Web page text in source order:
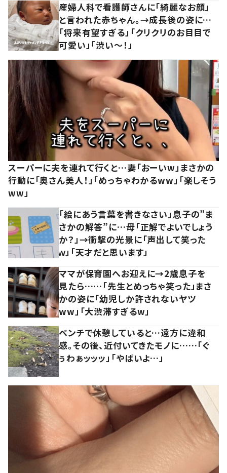
産婦人科で看護師さんに「綺麗なお顔」
と言われた赤ちゃん。→成長後の姿に…
「将来有望すぎる」「クリクリのお目目で
可愛い」「渋い～！」
スーパーに夫を連れて行くと…妻「おーいw」まさかの
行動に「奥さん美人！」「めっちゃわかるww」「楽しそう
ww」
「絵にあう言葉を書きなさい」息子の”ま
さかの解答”に…母「正解でよいでしょう
か？」→衝撃の光景に「声出して笑った
ｗ」「天才だと思います」
ママが保育園へお迎えに→2歳息子を
見たら……「先生とめっちゃ笑った」まさ
かの姿に「幼児しか許されないヤツ
ww」「大渋滞すぎるw」
ベンチで休憩していると…遠方に違和
感。その後、近付いてきたモノに……「ぐ
ぅわぁッッッ」「やばいよ…」